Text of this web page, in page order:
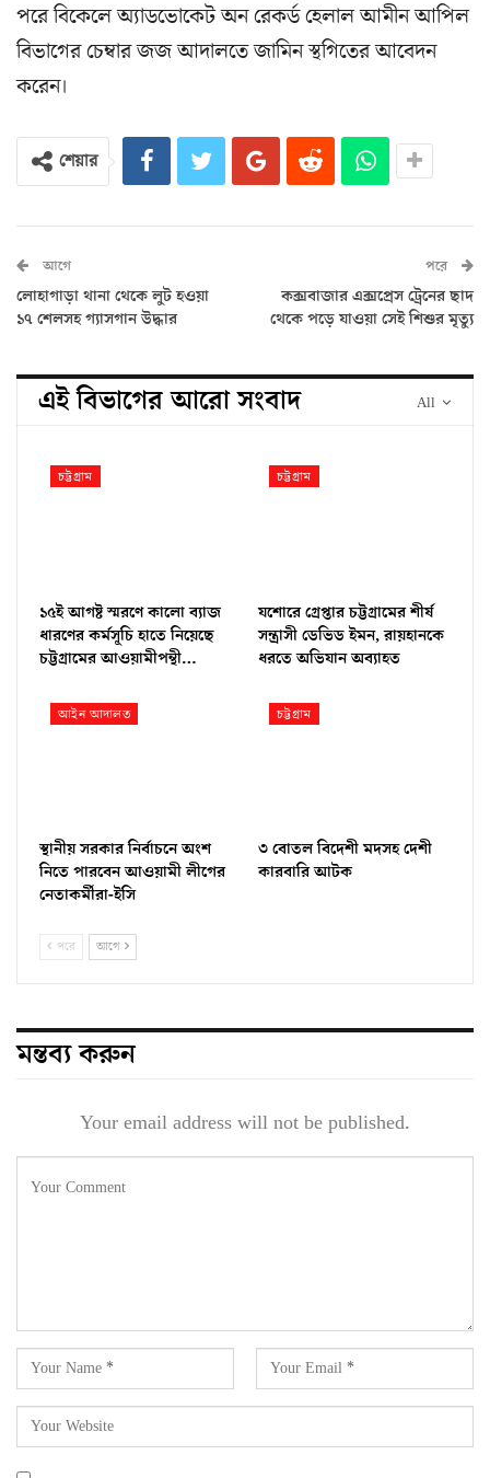
পরে বিকেলে অ্যাডভোকেট অন রেকর্ড হেলাল আমীন আপিল
বিভাগের চেম্বার জজ আদালতে জামিন স্থগিতের আবেদন
করেন।
শেয়ার
আগে
লোহাগাড়া থানা থেকে লুট হওয়া
১৭ শেলসহ গ্যাসগান উদ্ধার
পরে
কক্সবাজার এক্সপ্রেস ট্রেনের ছাদ
থেকে পড়ে যাওয়া সেই শিশুর মৃত্যু
All
এই বিভাগের আরো সংবাদ
চট্টগ্রাম
১৫ই আগষ্ট স্মরণে কালো ব্যাজ
ধারণের কর্মসূচি হাতে নিয়েছে
চট্টগ্রামের আওয়ামীপন্থী…
চট্টগ্রাম
যশোরে গ্রেপ্তার চট্টগ্রামের শীর্ষ
সন্ত্রাসী ডেভিড ইমন, রায়হানকে
ধরতে অভিযান অব্যাহত
আইন আদালত
স্থানীয় সরকার নির্বাচনে অংশ
নিতে পারবেন আওয়ামী লীগের
নেতাকর্মীরা-ইসি
চট্টগ্রাম
৩ বোতল বিদেশী মদসহ দেশী
কারবারি আটক
পরে আগে
মন্তব্য করুন
Your email address will not be published.